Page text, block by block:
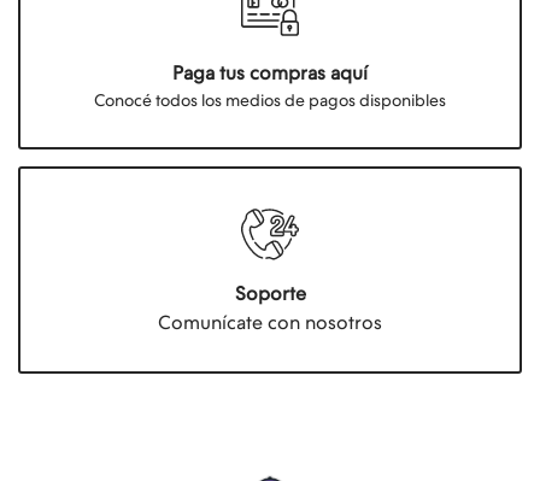
Paga tus compras aquí
Conocé todos los medios de pagos disponibles
Soporte
Comunícate con nosotros